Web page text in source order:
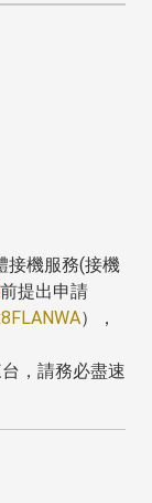
接機服務(接機
前提出申請
），
，請務必盡速